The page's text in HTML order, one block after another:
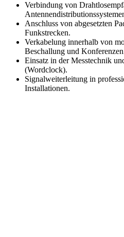
Verbindung von
Anschluss von abgesetzten
Funkstrecken.
Verkabelung innerhalb von
Beschallung und
Einsatz in der Messtechnik
(Wordclock).
Signalweiterleitung in
Installationen.